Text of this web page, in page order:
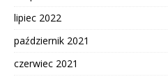
lipiec 2022
październik 2021
czerwiec 2021